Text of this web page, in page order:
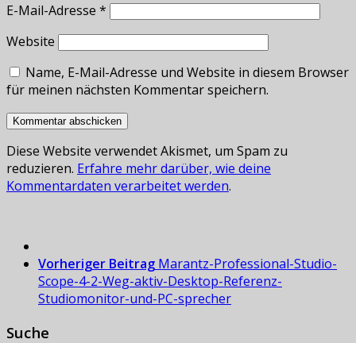
E-Mail-Adresse *
Website
Name, E-Mail-Adresse und Website in diesem Browser
für meinen nächsten Kommentar speichern.
Diese Website verwendet Akismet, um Spam zu
reduzieren. Erfahre mehr darüber, wie deine
Kommentardaten verarbeitet werden.
Vorheriger Beitrag Marantz-Professional-Studio-
Scope-4-2-Weg-aktiv-Desktop-Referenz-
Studiomonitor-und-PC-sprecher
Suche